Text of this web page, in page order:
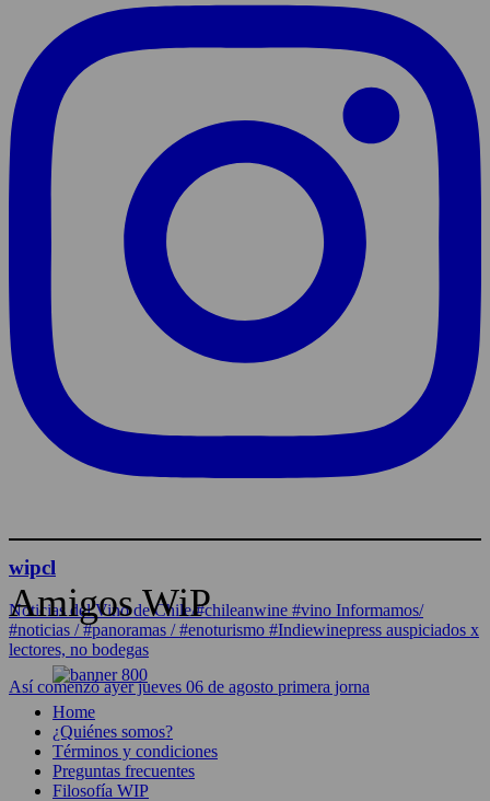
wipcl
Noticias del Vino de Chile/#chileanwine #vino Informamos/
#noticias / #panoramas / #enoturismo #Indiewinepress auspiciados x
lectores, no bodegas
Así comenzó ayer jueves 06 de agosto primera jorna
Amigos WiP
Home
¿Quiénes somos?
Términos y condiciones
Preguntas frecuentes
Filosofía WIP